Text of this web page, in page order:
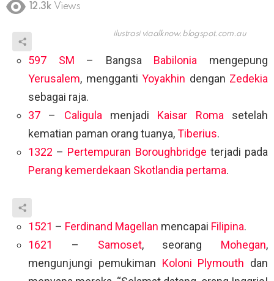
12.3k Views
ilustrasi viaalknow.blogspot.com.au
597 SM – Bangsa Babilonia mengepung
Yerusalem, mengganti Yoyakhin dengan Zedekia
sebagai raja.
37 – Caligulamenjadi Kaisar Romasetelah
kematian paman orang tuanya,Tiberius.
1322 – Pertempuran Boroughbridge terjadi pada
Perang kemerdekaan Skotlandia pertama.
1521 – Ferdinand Magellan mencapai Filipina.
1621
– Samoset, seorang Mohegan,
mengunjungi pemukiman Koloni Plymouth dan